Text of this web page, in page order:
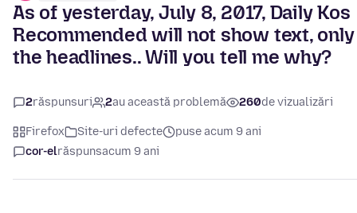
As of yesterday, July 8, 2017, Daily Kos
Recommended will not show text, only
the headlines.. Will you tell me why?
2răspunsuri 2au această problemă 260de vizualizări
Firefox Site-uri defecte
puse acum 9 ani
cor-elrăspunsacum 9 ani